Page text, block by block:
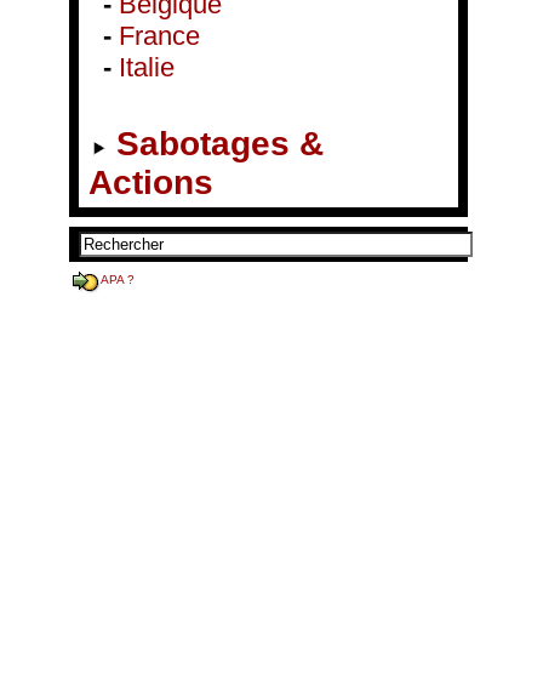
- France
- Italie
Sabotages &
Actions
APA ?